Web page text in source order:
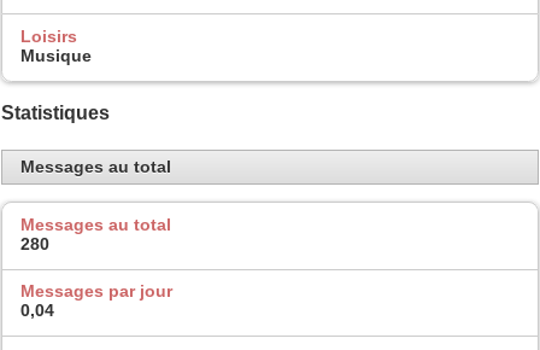
Loisirs
Musique
Statistiques
Messages au total
Messages au total
280
Messages par jour
0,04